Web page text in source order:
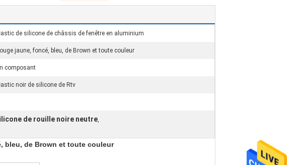
de silicone de châssis de fenêtre en aluminium
jaune, foncé, bleu, de Brown et toute couleur
composant
noir de silicone de Rtv
de rouille noire neutre,
bleu, de Brown et toute couleur